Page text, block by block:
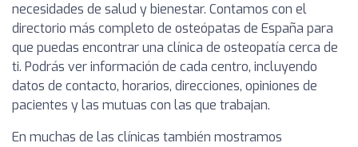
necesidades de salud y bienestar. Contamos con el
directorio más completo de osteópatas de España para
que puedas encontrar una clínica de osteopatía cerca de
ti. Podrás ver información de cada centro, incluyendo
datos de contacto, horarios, direcciones, opiniones de
pacientes y las mutuas con las que trabajan.
En muchas de las clínicas también mostramos